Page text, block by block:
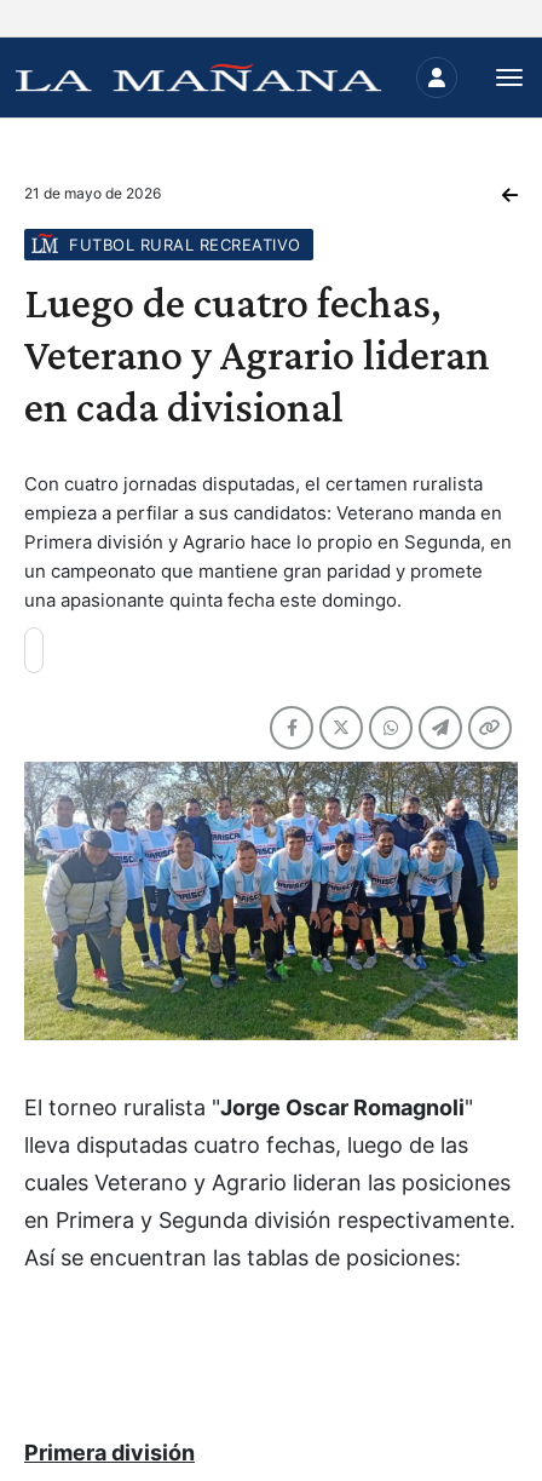
21 de mayo de 2026
FUTBOL RURAL RECREATIVO
Luego de cuatro fechas,
Veterano y Agrario lideran
en cada divisional
Con cuatro jornadas disputadas, el certamen ruralista
empieza a perfilar a sus candidatos: Veterano manda en
Primera división y Agrario hace lo propio en Segunda, en
un campeonato que mantiene gran paridad y promete
una apasionante quinta fecha este domingo.
El torneo ruralista "Jorge Oscar Romagnoli"
lleva disputadas cuatro fechas, luego de las
cuales Veterano y Agrario lideran las posiciones
en Primera y Segunda división respectivamente.
Así se encuentran las tablas de posiciones:
Primera división